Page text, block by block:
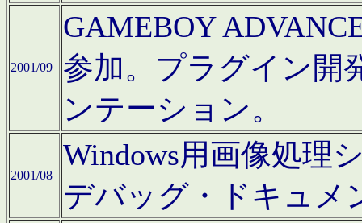
2001/09
GAMEBOY
参加。プラグイン開
ンテーション。
2001/08
Windows用画像処理
デバッグ・ドキュメ